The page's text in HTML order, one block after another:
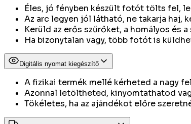
Éles, jó fényben készült fotót tölts fel,
Az arc legyen jól látható, ne takarja haj,
Kerüld az erős szűrőket, a homályos és
Ha bizonytalan vagy, több fotót is
Digitális nyomat kiegészítő
A fizikai termék mellé kérheted a nagy
Azonnal letöltheted, kinyomtathatod
Tökéletes, ha az ajándékot előre